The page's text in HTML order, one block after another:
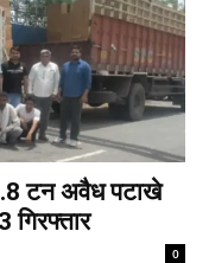
टन अवैध पटाखे
0